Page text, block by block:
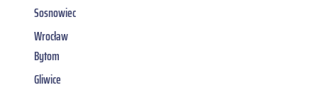
Sosnowiec
Wrocław
Bytom
Gliwice